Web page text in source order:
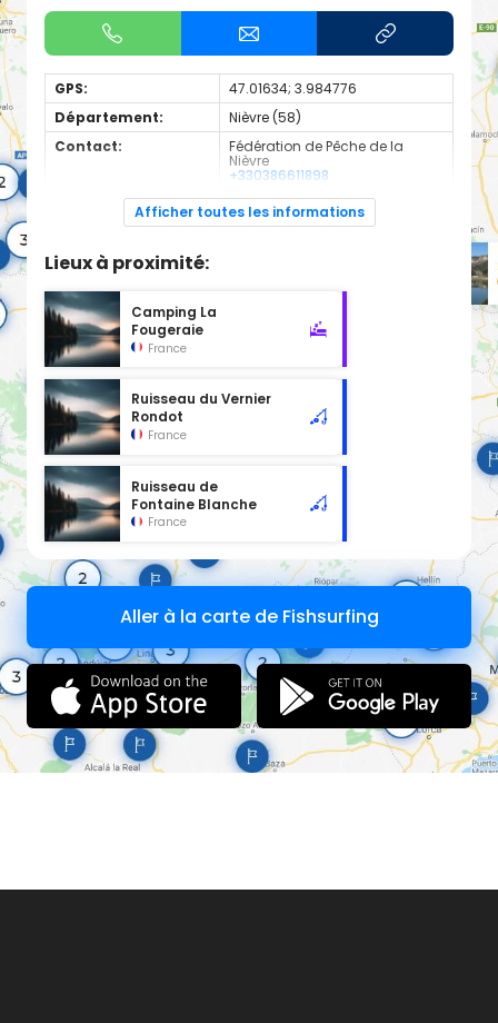
GPS:
47.01634; 3.984776
Département:
Nièvre (58)
Contact:
Fédération de Pêche de la
Nièvre
+330386611898
Espèces de
Truite Fario
description
Réservoir de pêche à la mouche
Afficher toutes les informations
Lieux à proximité:
Camping La
Fougeraie
France
Ruisseau du Vernier
Rondot
France
Ruisseau de
Fontaine Blanche
France
Aller à la carte de Fishsurfing